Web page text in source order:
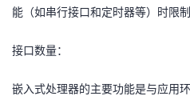
能（如串行接口和定时器等）时限
接口数量：
嵌入式处理器的主要功能是与应用